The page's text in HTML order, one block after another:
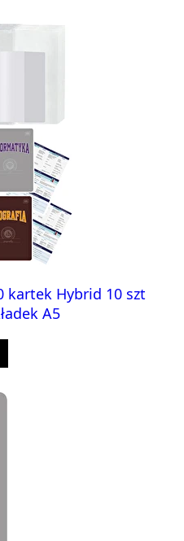
kartek Hybrid 10 szt
A5